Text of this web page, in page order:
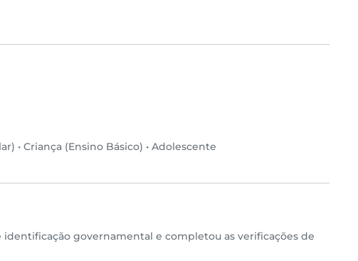
• Criança (Ensino Básico) • Adolescente
governamental e completou as verificações de